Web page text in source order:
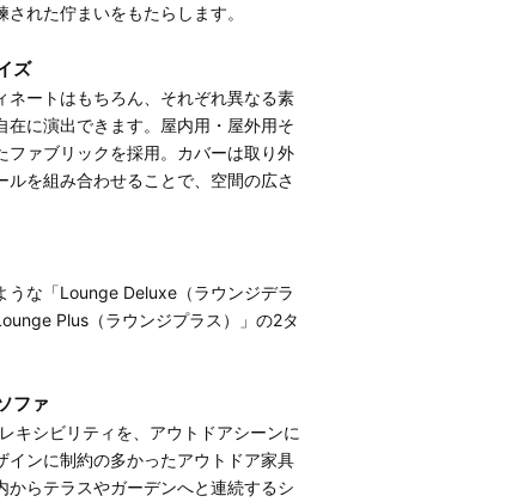
れた佇まいをもたらします。
ズ
ートはもちろん、それぞれ異なる素
に演出できます。屋内用・屋外用そ
ァブリックを採用。カバーは取り外
を組み合わせることで、空間の広さ
うな「Lounge Deluxe（ラウンジデラ
Plus（ラウンジプラス）」の2タ
ファ
キシビリティを、アウトドアシーンに
インに制約の多かったアウトドア家具
らテラスやガーデンへと連続するシ